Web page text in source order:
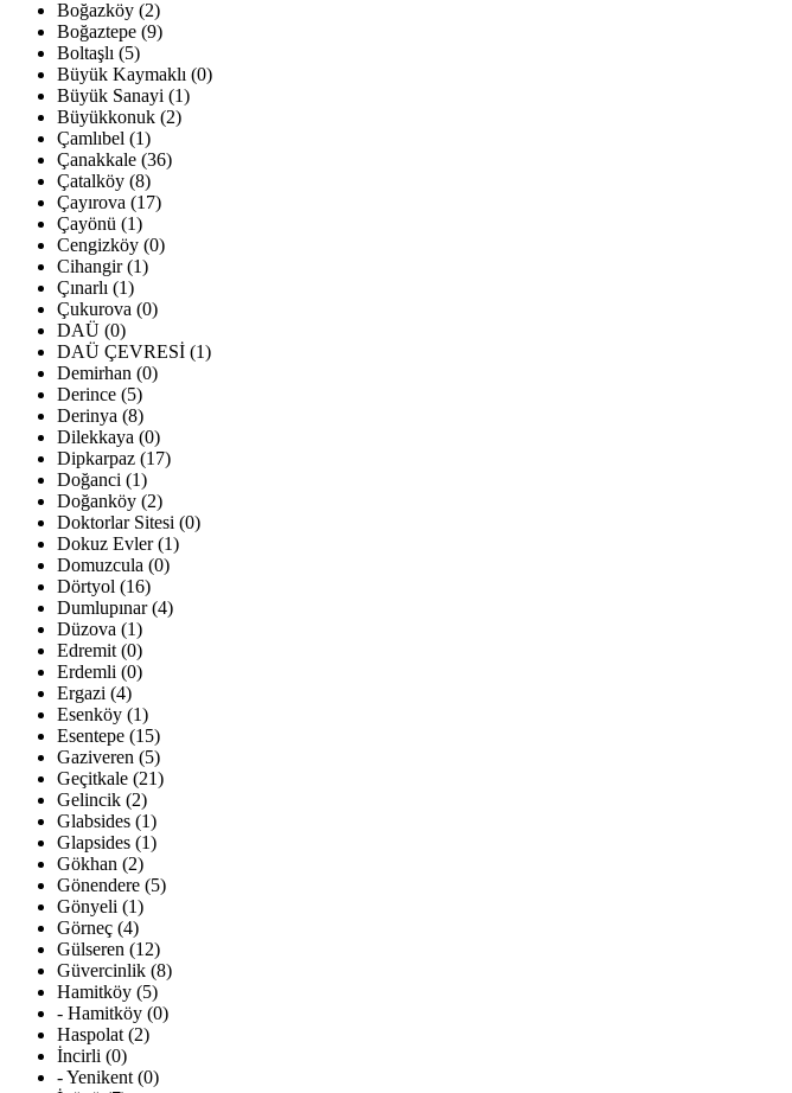
Boğazköy (2)
Boğaztepe (9)
Boltaşlı (5)
Büyük Kaymaklı (0)
Büyük Sanayi (1)
Büyükkonuk (2)
Çamlıbel (1)
Çanakkale (36)
Çatalköy (8)
Çayırova (17)
Çayönü (1)
Cengizköy (0)
Cihangir (1)
Çınarlı (1)
Çukurova (0)
DAÜ (0)
DAÜ ÇEVRESİ (1)
Demirhan (0)
Derince (5)
Derinya (8)
Dilekkaya (0)
Dipkarpaz (17)
Doğanci (1)
Doğanköy (2)
Doktorlar Sitesi (0)
Dokuz Evler (1)
Domuzcula (0)
Dörtyol (16)
Dumlupınar (4)
Düzova (1)
Edremit (0)
Erdemli (0)
Ergazi (4)
Esenköy (1)
Esentepe (15)
Gaziveren (5)
Geçitkale (21)
Gelincik (2)
Glabsides (1)
Glapsides (1)
Gökhan (2)
Gönendere (5)
Gönyeli (1)
Görneç (4)
Gülseren (12)
Güvercinlik (8)
Hamitköy (5)
- Hamitköy (0)
Haspolat (2)
İncirli (0)
- Yenikent (0)